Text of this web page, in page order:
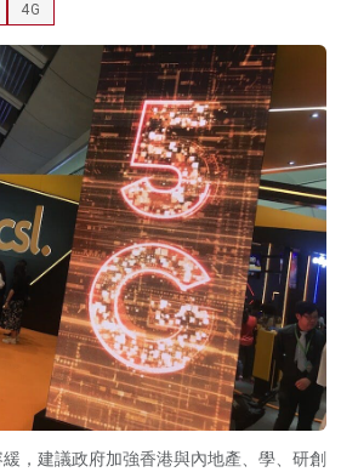
4G
，建議政府加強香港與內地產、學、研創